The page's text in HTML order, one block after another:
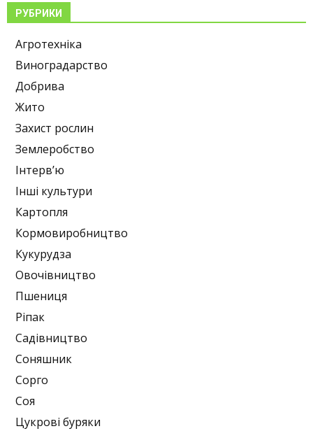
РУБРИКИ
Агротехніка
Виноградарство
Добрива
Жито
Захист рослин
Землеробство
Інтерв’ю
Інші культури
Картопля
Кормовиробництво
Кукурудза
Овочівництво
Пшениця
Ріпак
Садівництво
Соняшник
Сорго
Соя
Цукрові буряки